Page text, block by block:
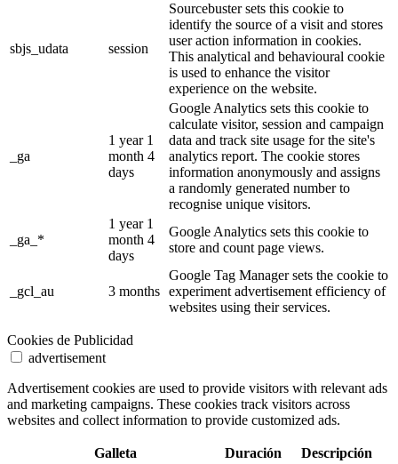
sbjs_udata session
Sourcebuster sets this cookie to
identify the source of a visit and stores
user action information in cookies.
This analytical and behavioural cookie
is used to enhance the visitor
experience on the website.
_ga
1 year 1
month 4
days
Google Analytics sets this cookie to
calculate visitor, session and campaign
data and track site usage for the site's
analytics report. The cookie stores
information anonymously and assigns
a randomly generated number to
recognise unique visitors.
_ga_*
1 year 1
month 4
days
Google Analytics sets this cookie to
store and count page views.
_gcl_au 3 months
Google Tag Manager sets the cookie to
experiment advertisement efficiency of
websites using their services.
Cookies de Publicidad
advertisement
Advertisement cookies are used to provide visitors with relevant ads
and marketing campaigns. These cookies track visitors across
websites and collect information to provide customized ads.
Galleta Duración Descripción